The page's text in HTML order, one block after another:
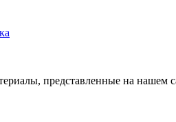
представленные на нашем